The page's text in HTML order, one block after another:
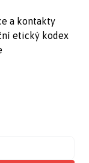
a kontakty
etický kodex